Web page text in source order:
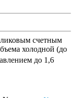
счетным
холодной (до
до 1,6